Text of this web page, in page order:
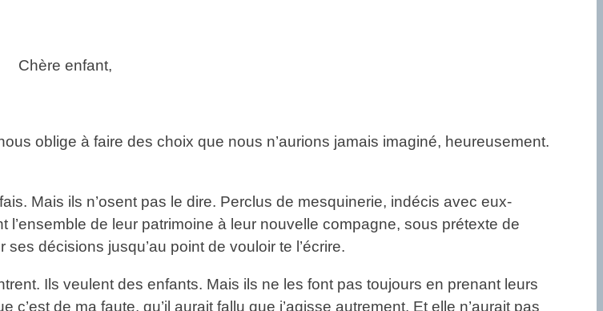
Chère enfant,
oblige à faire des choix que nous n’aurions jamais imaginé, heureusement.
Mais ils n’osent pas le dire. Perclus de mesquinerie, indécis avec eux-
de leur patrimoine à leur nouvelle compagne, sous prétexte de
décisions jusqu’au point de vouloir te l’écrire.
Ils veulent des enfants. Mais ils ne les font pas toujours en prenant leurs
de ma faute, qu’il aurait fallu que j’agisse autrement. Et elle n’aurait pas